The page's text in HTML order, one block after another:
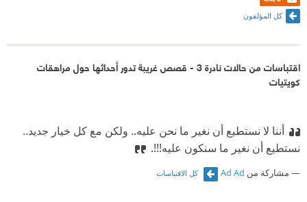
كل المؤلفون
اقتباسات من حالات نادرة 3 - قصص غريبة تدور أحداثها حول مراهقات
كويتيات
أننا لا نستطيع أن نغير ما نحن عليه.. ولكن مع كل خيار جديد..
نستطيع أن نغير ما سنكون عليه!!!.
مشاركة من Ad Ad كل الاقتباسات